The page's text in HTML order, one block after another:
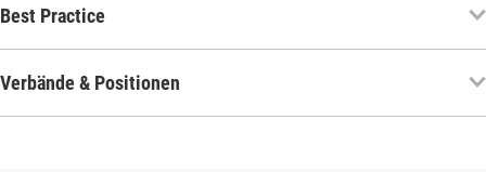
Best Practice
Verbände & Positionen